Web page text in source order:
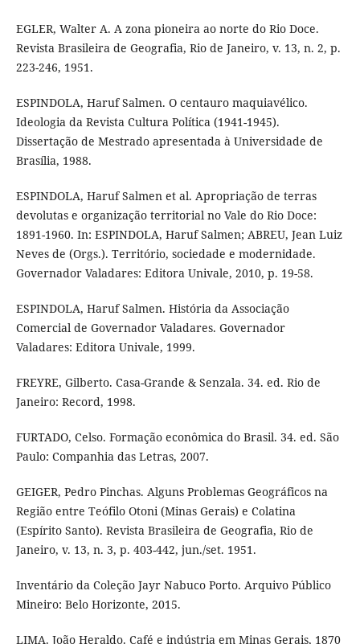
EGLER, Walter A. A zona pioneira ao norte do Rio Doce.
Revista Brasileira de Geografia, Rio de Janeiro, v. 13, n. 2, p.
223-246, 1951.
ESPINDOLA, Haruf Salmen. O centauro maquiavélico.
Ideologia da Revista Cultura Política (1941-1945).
Dissertação de Mestrado apresentada à Universidade de
Brasília, 1988.
ESPINDOLA, Haruf Salmen et al. Apropriação de terras
devolutas e organização territorial no Vale do Rio Doce:
1891-1960. In: ESPINDOLA, Haruf Salmen; ABREU, Jean Luiz
Neves de (Orgs.). Território, sociedade e modernidade.
Governador Valadares: Editora Univale, 2010, p. 19-58.
ESPINDOLA, Haruf Salmen. História da Associação
Comercial de Governador Valadares. Governador
Valadares: Editora Univale, 1999.
FREYRE, Gilberto. Casa-Grande & Senzala. 34. ed. Rio de
Janeiro: Record, 1998.
FURTADO, Celso. Formação econômica do Brasil. 34. ed. São
Paulo: Companhia das Letras, 2007.
GEIGER, Pedro Pinchas. Alguns Problemas Geográficos na
Região entre Teófilo Otoni (Minas Gerais) e Colatina
(Espírito Santo). Revista Brasileira de Geografia, Rio de
Janeiro, v. 13, n. 3, p. 403-442, jun./set. 1951.
Inventário da Coleção Jayr Nabuco Porto. Arquivo Público
Mineiro: Belo Horizonte, 2015.
LIMA. João Heraldo. Café e indústria em Minas Gerais, 1870